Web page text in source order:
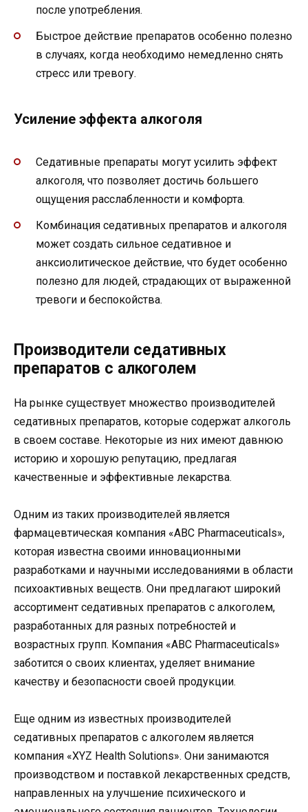
после употребления.
Быстрое действие препаратов особенно полезно
в случаях, когда необходимо немедленно снять
стресс или тревогу.
Усиление эффекта алкоголя
Седативные препараты могут усилить эффект
алкоголя, что позволяет достичь большего
ощущения расслабленности и комфорта.
Комбинация седативных препаратов и алкоголя
может создать сильное седативное и
анксиолитическое действие, что будет особенно
полезно для людей, страдающих от выраженной
тревоги и беспокойства.
Производители седативных
препаратов с алкоголем
На рынке существует множество производителей
седативных препаратов, которые содержат алкоголь
в своем составе. Некоторые из них имеют давнюю
историю и хорошую репутацию, предлагая
качественные и эффективные лекарства.
Одним из таких производителей является
фармацевтическая компания «ABC Pharmaceuticals»,
которая известна своими инновационными
разработками и научными исследованиями в области
психоактивных веществ. Они предлагают широкий
ассортимент седативных препаратов с алкоголем,
разработанных для разных потребностей и
возрастных групп. Компания «ABC Pharmaceuticals»
заботится о своих клиентах, уделяет внимание
качеству и безопасности своей продукции.
Еще одним из известных производителей
седативных препаратов с алкоголем является
компания «XYZ Health Solutions». Они занимаются
производством и поставкой лекарственных средств,
направленных на улучшение психического и